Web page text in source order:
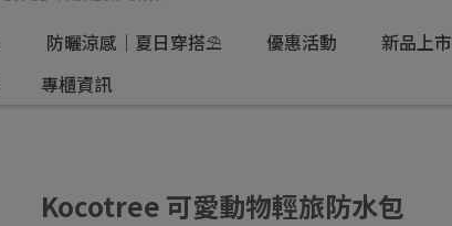
防曬涼感｜夏日穿搭⛱️ 優惠活動 新品上市
專櫃資訊
Kocotree 可愛動物輕旅防水包